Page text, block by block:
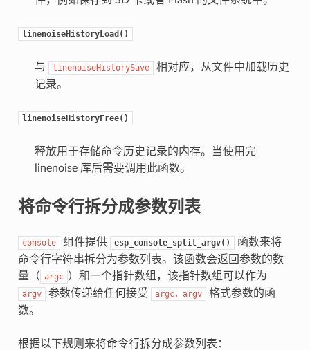
linenoiseHistoryLoad()
与 linenoiseHistorySave
相对应，从文件中加载历史
记录。
linenoiseHistoryFree()
释放用于存储命令历史记录的内存。当使用完
linenoise 库后需要调用此函数。
将命令行拆分成参数列表
console 组件提供 esp_console_split_argv()
函数来将
命令行字符串拆分为参数列表。该函数会返回参数的数
量（ argc ）和一个指针数组，该指针数组可以作为
argv 参数传递给任何接受 argc，argv
格式参数的函
数。
根据以下规则来将命令行拆分成参数列表：